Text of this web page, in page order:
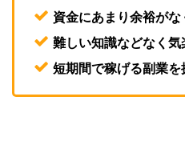
資金にあまり余裕が
難しい知識などなく気
短期間で稼げる副業を